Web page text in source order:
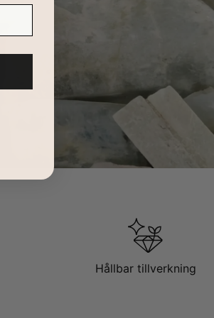
beställer den!
Hållbar tillverkning